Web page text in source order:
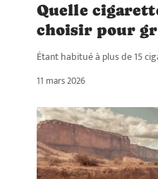
Quelle
choisir pour
Étant habitué à plus de 15
11 mars 2026